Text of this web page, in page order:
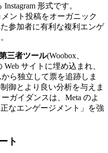
形式です。
ント投稿をオーガニック
参加者に有利な複利エンゲ
三者ツール(Woobox、
Web サイトに埋め込まれ、
ら独立して票を追跡しま
御とより良い分析を与えま
ガイダンスは、Meta のよ
なエンゲージメント」を強
ト